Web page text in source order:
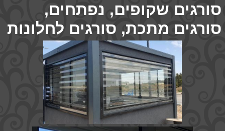
סורגים שקופים, נפתחים,
סורגים מתכת, סורגים לחלונות